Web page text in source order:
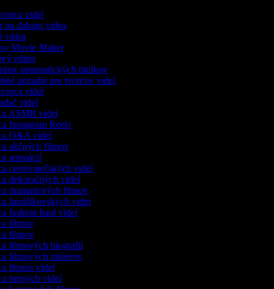
videí
na dabing videa
videa
Movie Maker
editor
automatických titulkov
pozadie pre tvorcov videí
videí
videí
ASMR videí
Instagram Reels
Q&A videí
akčných filmov
animácií
cestovateľských videí
dekoračných videí
dramatických filmov
fanúšikovských videí
fashion haul videí
filmov
filmov
filmových biografií
filmových trailerov
fitness videí
herných videí